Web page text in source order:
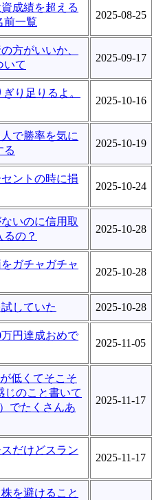
成績を超える
前一覧
2025-08-25
方がいいか、
いて
2025-09-17
り足りるよ。
2025-10-16
で勝率を気に
る
2025-10-19
ントの時に損
2025-10-24
いのに信用取
の？
2025-10-28
ガチャガチャ
2025-10-28
していた 2025-10-28
円達成おめで
2025-11-05
低くてそこそ
じのこと書いて
でたくさんあ
2025-11-17
だけどスラン
2025-11-17
を避けること